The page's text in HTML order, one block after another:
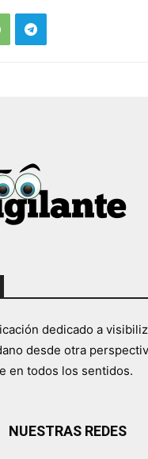
dedicado a
desde otra
en todos los sentidos.
NUESTRAS REDES